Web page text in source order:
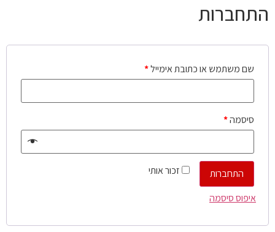
התחברות
שם משתמש או כתובת אימייל*
סיסמה*
זכור אותי
התחברות
איפוס סיסמה